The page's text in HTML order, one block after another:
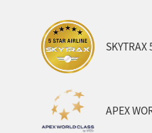
SKYTRAX
APEX